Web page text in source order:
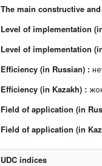
The main constructive
Level of implementation
Level of implementation
Efficiency (in Russian) :
Efficiency (in Kazakh) :
Field of application (in
Field of application (in
UDC indices